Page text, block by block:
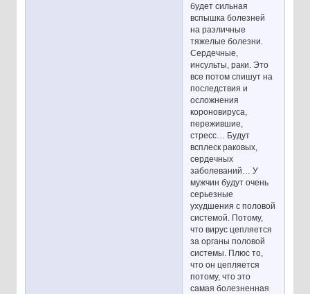
будет сильная
вспышка болезней
на различные
тяжелые болезни.
Сердечные,
инсульты, раки. Это
все потом спишут на
последствия и
осложнения
короновируса,
пережившие,
стресс… Будут
всплеск раковых,
сердечных
заболеваний… У
мужчин будут очень
серьезные
ухудшения с половой
системой. Потому,
что вирус цепляется
за органы половой
системы. Плюс то,
что он цепляется
потому, что это
самая болезненная